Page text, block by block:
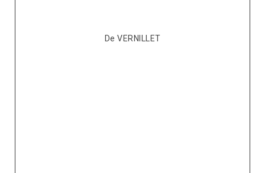
De VERNILLET